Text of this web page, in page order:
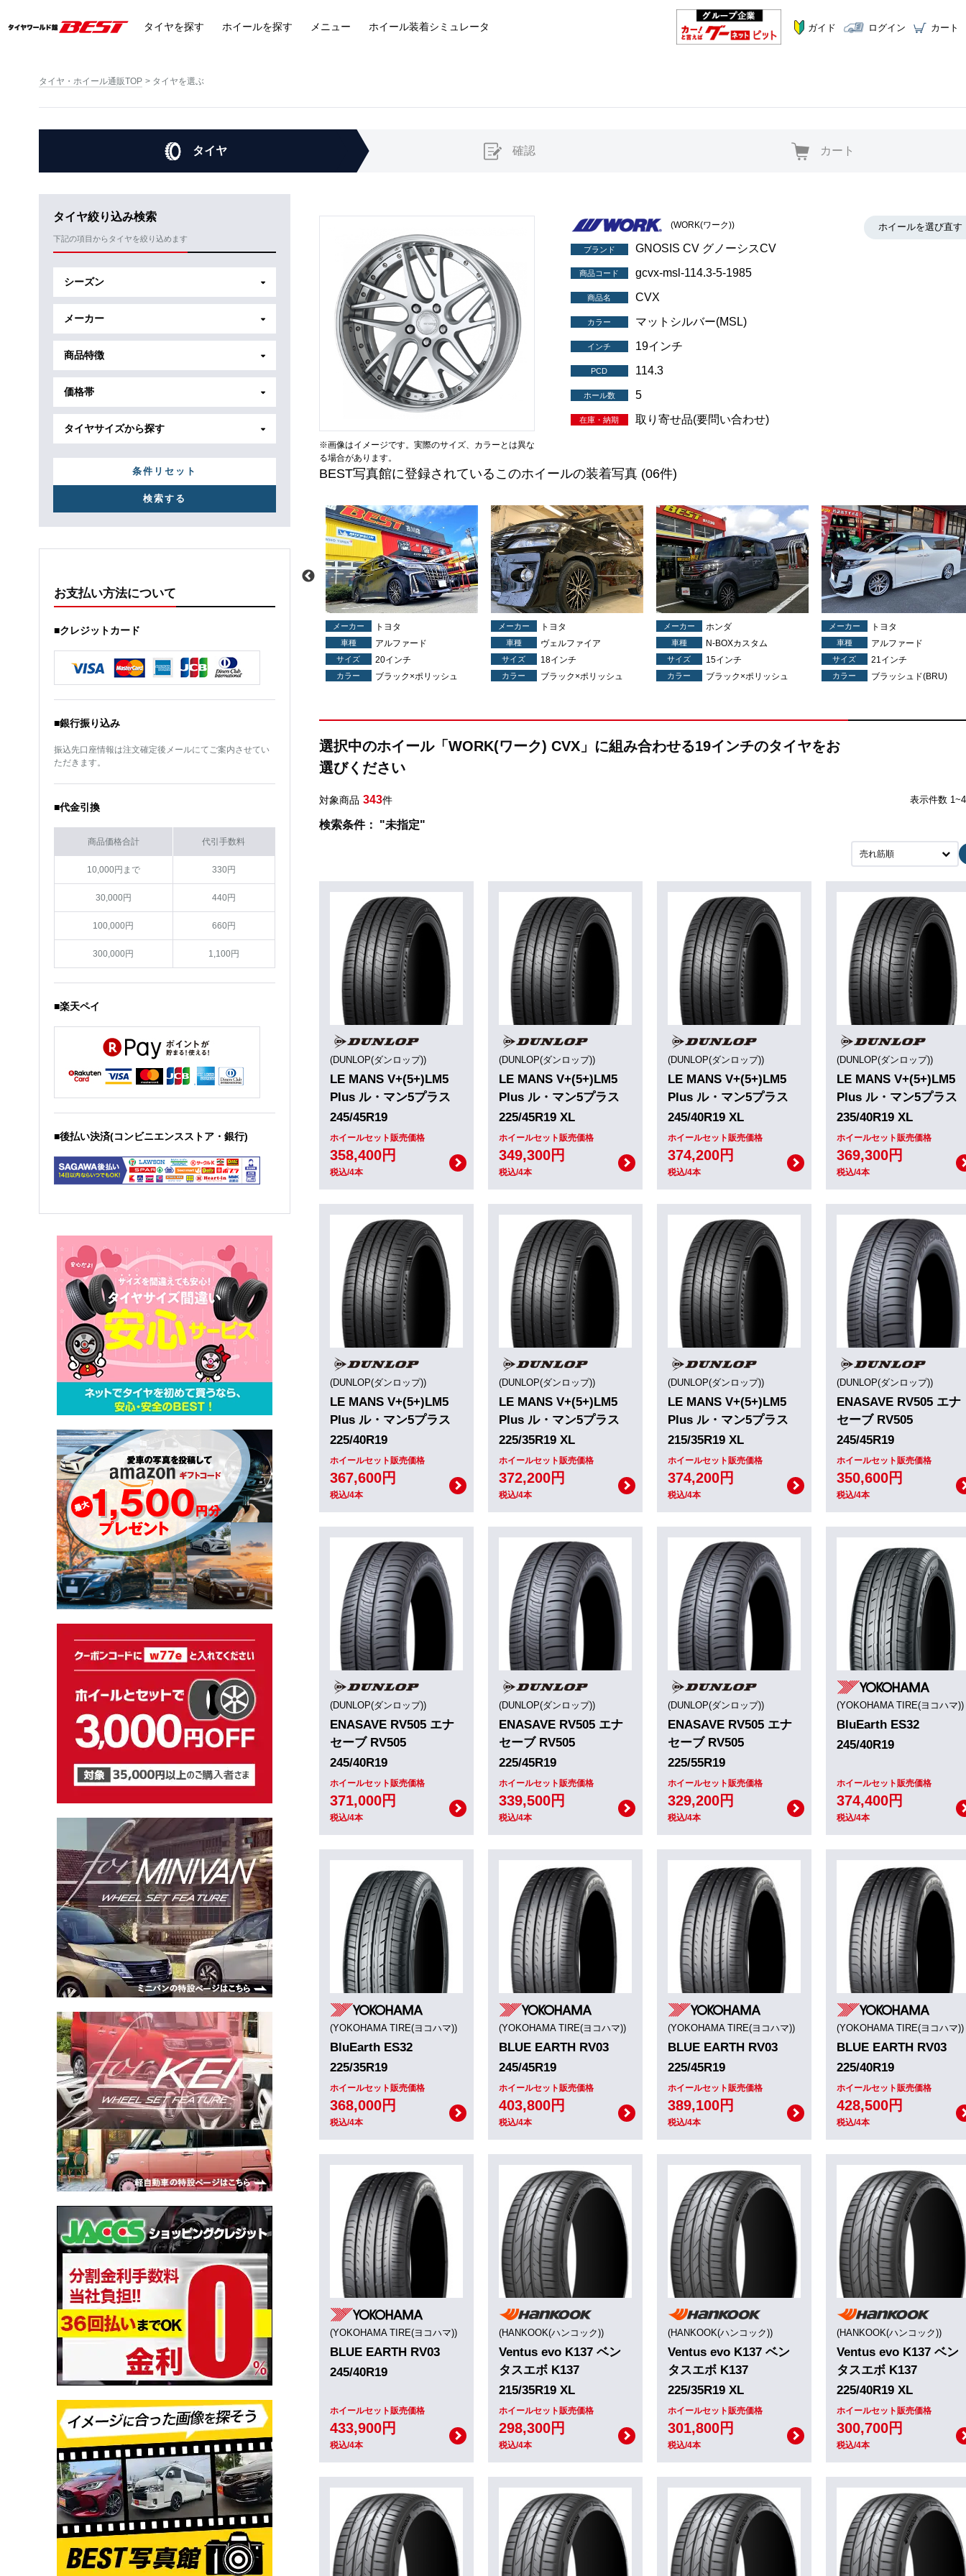
タイヤを探す ホイールを探す メニュー ホイール装着シミュレータ ガイド ログイン カート
タイヤ・ホイール通販TOP タイヤを選ぶ
タイヤ 確認 カート
タイヤ絞り込み検索
下記の項目からタイヤを絞り込めます
シーズン
メーカー
商品特徴
価格帯
タイヤサイズから探す
条件リセット
お支払い方法について
■クレジットカード
■銀行振り込み
振込先口座情報は注文確定後メールにてご案内させてい
ただきます。
■代金引換
商品価格合計 代引手数料
10,000円まで 330円
30,000円 440円
100,000円 660円
300,000円 1,100円
■楽天ペイ
■後払い決済(コンビニエンスストア・銀行)
※画像はイメージです。実際のサイズ、カラーとは異な
る場合があります。
ホイールを選び直す
(WORK(ワーク))
ブランド GNOSIS CV グノーシスCV
商品コード gcvx-msl-114.3-5-1985
商品名 CVX
カラー マットシルバー(MSL)
インチ 19インチ
PCD 114.3
ホール数 5
在庫・納期 取り寄せ品(要問い合わせ)
BEST写真館に登録されているこのホイールの装着写真(06件)
ホンダ
ブラック×ポリッシュ
サイズ 20インチ
カラー ブラッシュド(BRU)
メーカー トヨタ
車種 アルファード
サイズ 20インチ
カラー ブラック×ポリッシュ
メーカー トヨタ
車種 ヴェルファイア
サイズ 18インチ
カラー ブラック×ポリッシュ
メーカー ホンダ
車種 N-BOXカスタム
サイズ 15インチ
カラー ブラック×ポリッシュ
メーカー トヨタ
車種 アルファード
サイズ 21インチ
カラー ブラッシュド(BRU)
選択中のホイール「WORK(ワーク) CVX」に組み合わせる19インチのタイヤをお
選びください
対象商品 343件 表示件数
検索条件： "未指定"
売れ筋順
(DUNLOP(ダンロップ))
LE MANS V+(5+)LM5
Plus ル・マン5プラス
245/45R19
ホイールセット販売価格
358,400円
税込/4本
(DUNLOP(ダンロップ))
LE MANS V+(5+)LM5
Plus ル・マン5プラス
225/45R19 XL
ホイールセット販売価格
349,300円
税込/4本
(DUNLOP(ダンロップ))
LE MANS V+(5+)LM5
Plus ル・マン5プラス
245/40R19 XL
ホイールセット販売価格
374,200円
税込/4本
(DUNLOP(ダンロップ))
LE MANS V+(5+)LM5
Plus ル・マン5プラス
235/40R19 XL
ホイールセット販売価格
369,300円
税込/4本
(DUNLOP(ダンロップ))
LE MANS V+(5+)LM5
Plus ル・マン5プラス
225/40R19
ホイールセット販売価格
367,600円
税込/4本
(DUNLOP(ダンロップ))
LE MANS V+(5+)LM5
Plus ル・マン5プラス
225/35R19 XL
ホイールセット販売価格
372,200円
税込/4本
(DUNLOP(ダンロップ))
LE MANS V+(5+)LM5
Plus ル・マン5プラス
215/35R19 XL
ホイールセット販売価格
374,200円
税込/4本
(DUNLOP(ダンロップ))
ENASAVE RV505 エナ
セーブ RV505
245/45R19
ホイールセット販売価格
350,600円
税込/4本
(DUNLOP(ダンロップ))
ENASAVE RV505 エナ
セーブ RV505
245/40R19
ホイールセット販売価格
371,000円
税込/4本
(DUNLOP(ダンロップ))
ENASAVE RV505 エナ
セーブ RV505
225/45R19
ホイールセット販売価格
339,500円
税込/4本
(DUNLOP(ダンロップ))
ENASAVE RV505 エナ
セーブ RV505
225/55R19
ホイールセット販売価格
329,200円
税込/4本
(YOKOHAMA TIRE(ヨコハマ))
BluEarth ES32
245/40R19
ホイールセット販売価格
374,400円
税込/4本
(YOKOHAMA TIRE(ヨコハマ))
BluEarth ES32
225/35R19
ホイールセット販売価格
368,000円
税込/4本
(YOKOHAMA TIRE(ヨコハマ))
BLUE EARTH RV03
245/45R19
ホイールセット販売価格
403,800円
税込/4本
(YOKOHAMA TIRE(ヨコハマ))
BLUE EARTH RV03
225/45R19
ホイールセット販売価格
389,100円
税込/4本
(YOKOHAMA TIRE(ヨコハマ))
BLUE EARTH RV03
225/40R19
ホイールセット販売価格
428,500円
税込/4本
(YOKOHAMA TIRE(ヨコハマ))
BLUE EARTH RV03
245/40R19
ホイールセット販売価格
433,900円
税込/4本
(HANKOOK(ハンコック))
Ventus evo K137 ベン
タスエボ K137
215/35R19 XL
ホイールセット販売価格
298,300円
税込/4本
(HANKOOK(ハンコック))
Ventus evo K137 ベン
タスエボ K137
225/35R19 XL
ホイールセット販売価格
301,800円
税込/4本
(HANKOOK(ハンコック))
Ventus evo K137 ベン
タスエボ K137
225/40R19 XL
ホイールセット販売価格
300,700円
税込/4本